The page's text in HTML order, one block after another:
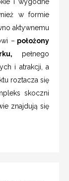
w formie
aktywnemu
– położony
pełnego
i atrakcji, a
roztacza się
skoczni
znajdują się